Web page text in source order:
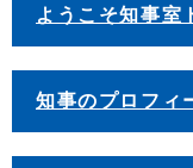
ようこそ知事室
知事のプロフィ